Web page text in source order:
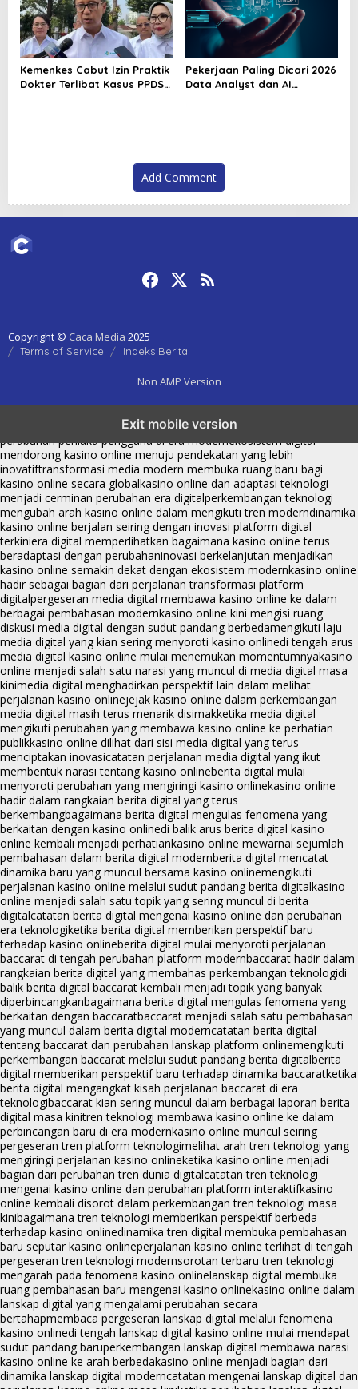
Kemenkes Cabut Izin Praktik
Dokter Terlibat Kasus PPDS
Pekerjaan Paling Dicari 2026
Data Analyst dan AI
Add Comment
Copyright © Caca Media 2025
Terms of Service Indeks Berita
Non AMP Version
Exit mobile version
perkembangan kasino online mencerminkan
perubahan perilaku pengguna di era modernekosistem digital
mendorong kasino online menuju pendekatan yang lebih
inovatiftransformasi media modern membuka ruang baru bagi
kasino online secara globalkasino online dan adaptasi teknologi
menjadi cerminan perubahan era digitalperkembangan teknologi
mengubah arah kasino online dalam mengikuti tren moderndinamika
kasino online berjalan seiring dengan inovasi platform digital
terkiniera digital memperlihatkan bagaimana kasino online terus
beradaptasi dengan perubahaninovasi berkelanjutan menjadikan
kasino online semakin dekat dengan ekosistem modernkasino online
hadir sebagai bagian dari perjalanan transformasi platform
digitalpergeseran media digital membawa kasino online ke dalam
berbagai pembahasan modernkasino online kini mengisi ruang
diskusi media digital dengan sudut pandang berbedamengikuti laju
media digital yang kian sering menyoroti kasino onlinedi tengah arus
media digital kasino online mulai menemukan momentumnyakasino
online menjadi salah satu narasi yang muncul di media digital masa
kinimedia digital menghadirkan perspektif lain dalam melihat
perjalanan kasino onlinejejak kasino online dalam perkembangan
media digital masih terus menarik disimakketika media digital
mengikuti perubahan yang membawa kasino online ke perhatian
publikkasino online dilihat dari sisi media digital yang terus
menciptakan inovasicatatan perjalanan media digital yang ikut
membentuk narasi tentang kasino onlineberita digital mulai
menyoroti perubahan yang mengiringi kasino onlinekasino online
hadir dalam rangkaian berita digital yang terus
berkembangbagaimana berita digital mengulas fenomena yang
berkaitan dengan kasino onlinedi balik arus berita digital kasino
online kembali menjadi perhatiankasino online mewarnai sejumlah
pembahasan dalam berita digital modernberita digital mencatat
dinamika baru yang muncul bersama kasino onlinemengikuti
perjalanan kasino online melalui sudut pandang berita digitalkasino
online menjadi salah satu topik yang sering muncul di berita
digitalcatatan berita digital mengenai kasino online dan perubahan
era teknologiketika berita digital memberikan perspektif baru
terhadap kasino onlineberita digital mulai menyoroti perjalanan
baccarat di tengah perubahan platform modernbaccarat hadir dalam
rangkaian berita digital yang membahas perkembangan teknologidi
balik berita digital baccarat kembali menjadi topik yang banyak
diperbincangkanbagaimana berita digital mengulas fenomena yang
berkaitan dengan baccaratbaccarat menjadi salah satu pembahasan
yang muncul dalam berita digital moderncatatan berita digital
tentang baccarat dan perubahan lanskap platform onlinemengikuti
perkembangan baccarat melalui sudut pandang berita digitalberita
digital memberikan perspektif baru terhadap dinamika baccaratketika
berita digital mengangkat kisah perjalanan baccarat di era
teknologibaccarat kian sering muncul dalam berbagai laporan berita
digital masa kinitren teknologi membawa kasino online ke dalam
perbincangan baru di era modernkasino online muncul seiring
pergeseran tren platform teknologimelihat arah tren teknologi yang
mengiringi perjalanan kasino onlineketika kasino online menjadi
bagian dari perubahan tren dunia digitalcatatan tren teknologi
mengenai kasino online dan perubahan platform interaktifkasino
online kembali disorot dalam perkembangan tren teknologi masa
kinibagaimana tren teknologi memberikan perspektif berbeda
terhadap kasino onlinedinamika tren digital membuka pembahasan
baru seputar kasino onlineperjalanan kasino online terlihat di tengah
pergeseran tren teknologi modernsorotan terbaru tren teknologi
mengarah pada fenomena kasino onlinelanskap digital membuka
ruang pembahasan baru mengenai kasino onlinekasino online dalam
lanskap digital yang mengalami perubahan secara
bertahapmembaca pergeseran lanskap digital melalui fenomena
kasino onlinedi tengah lanskap digital kasino online mulai mendapat
sudut pandang baruperkembangan lanskap digital membawa narasi
kasino online ke arah berbedakasino online menjadi bagian dari
dinamika lanskap digital moderncatatan mengenai lanskap digital dan